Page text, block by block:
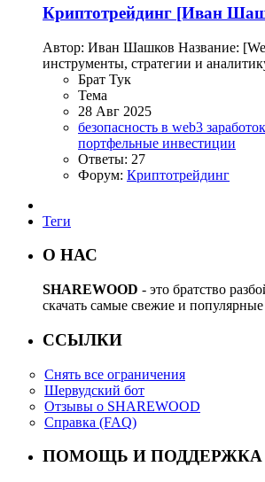
Криптотрейдинг [Иван
Автор: Иван Шашков Название:
инструменты, стратегии и
Брат Тук
Тема
28 Авг 2025
безопасность в web3
портфельные инвестиции
Ответы: 27
Форум: Криптотрейдинг
Теги
О НАС
SHAREWOOD - это братство
скачать самые свежие и
ССЫЛКИ
Снять все ограничения
Шервудский бот
Отзывы о SHAREWOOD
Справка (FAQ)
ПОМОЩЬ И ПОДДЕРЖКА